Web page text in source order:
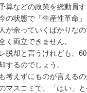
算などの政策を総動員
の状態で「生産性革命
が余っていくばかりな
く両立できません。
脱却と言うけれども、
するのでしょう。
考えずにものが言える
マスコミで、「はい」